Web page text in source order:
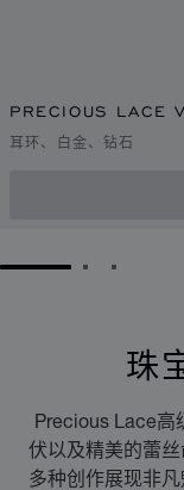
PRECIOUS LACE
耳环、白金、钻石
GO TO SLIDE 1
GO TOGO TO
珠
Precious Lace高
伏以及精美的蕾
多种创作展现非